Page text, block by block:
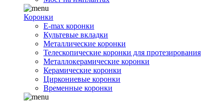
Коронки
E-max коронки
Культевые вкладки
Металлические коронки
Телескопические коронки для протезирования
Металлокерамические коронки
Керамические коронки
Циркониевые коронки
Временные коронки